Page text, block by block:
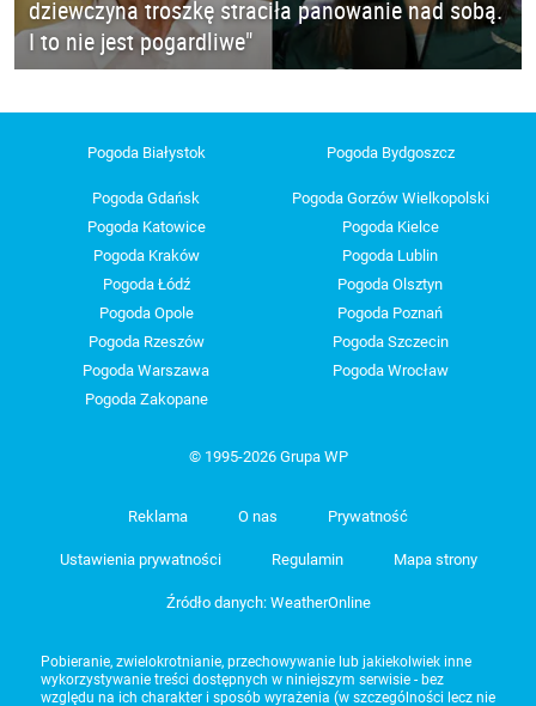
dziewczyna troszkę straciła panowanie nad sobą.
I to nie jest pogardliwe"
Pogoda Białystok Pogoda Bydgoszcz
Pogoda Gdańsk
Pogoda Gorzów Wielkopolski
Pogoda Katowice
Pogoda Kielce
Pogoda Kraków
Pogoda Lublin
Pogoda Łódź
Pogoda Olsztyn
Pogoda Opole
Pogoda Poznań
Pogoda Rzeszów
Pogoda Szczecin
Pogoda Warszawa
Pogoda Wrocław
Pogoda Zakopane
© 1995-2026 Grupa WP
Reklama O nas Prywatność
Ustawienia prywatności Regulamin Mapa strony
Źródło danych: WeatherOnline
Pobieranie, zwielokrotnianie, przechowywanie lub jakiekolwiek inne
wykorzystywanie treści dostępnych w niniejszym serwisie - bez
względu na ich charakter i sposób wyrażenia (w szczególności lecz nie